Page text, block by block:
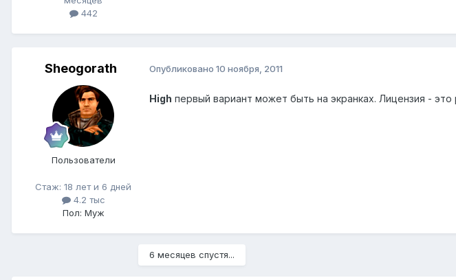
442
Sheogorath
Пользователи
Стаж: 18 лет и 6 дней
4.2 тыс
Пол: Муж
Опубликовано 10 ноября, 2011
High первый вариант может быть на экранках. Лицензия -
6 месяцев спустя...